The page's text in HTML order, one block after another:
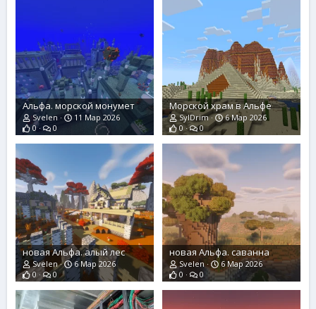
Альфа. морской монумет
Svelen
11 Мар 2026
0
0
Морской храм в Альфе
SylDrim
6 Мар 2026
0
0
новая Альфа. алый лес
Svelen
6 Мар 2026
0
0
новая Альфа. саванна
Svelen
6 Мар 2026
0
0